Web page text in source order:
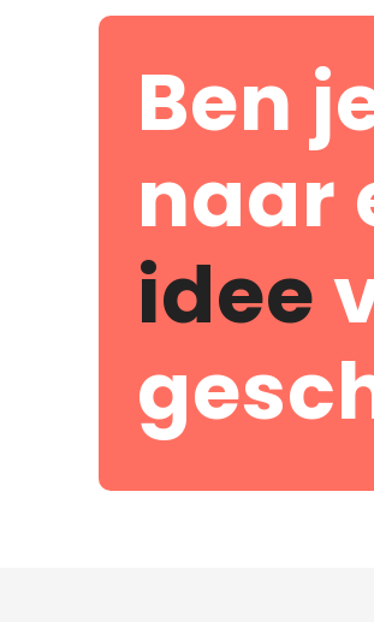
Ben
naar
idee